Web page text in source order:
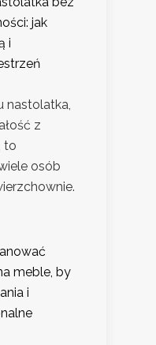
jak
i
nastolatka,
z
to
osób
meble, by
i